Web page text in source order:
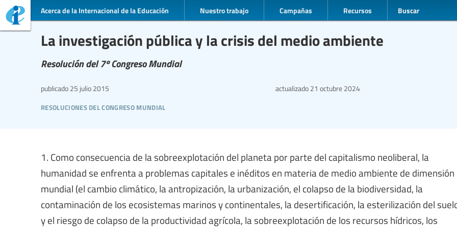
Acerca de la Internacional de la Educación Nuestro trabajo Campañas Recursos Buscar
La investigación pública y la crisis del medio ambiente
Resolución del 7º Congreso Mundial
resoluciones del congreso mundial
publicado 25 julio 2015 actualizado 21 octubre 2024
1. Como consecuencia de la sobreexplotación del planeta por parte del capitalismo neoliberal, la
humanidad se enfrenta a problemas capitales e inéditos en materia de medio ambiente de dimensión
mundial (el cambio climático, la antropización, la urbanización, el colapso de la biodiversidad, la
contaminación de los ecosistemas marinos y continentales, la desertificación, la esterilización del
y el riesgo de colapso de la productividad agrícola, la sobreexplotación de los recursos hídricos, los